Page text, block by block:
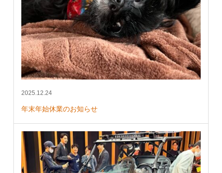
2025.12.24
年末年始休業のお知らせ